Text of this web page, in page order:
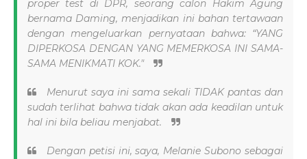
proper test di DPR, seorang calon Hakim Agung
bernama Daming, menjadikan ini bahan tertawaan
dengan mengeluarkan pernyataan bahwa: “YANG
DIPERKOSA DENGAN YANG MEMERKOSA INI SAMA-
SAMA MENIKMATI KOK."
Menurut saya ini sama sekali TIDAK pantas dan
sudah terlihat bahwa tidak akan ada keadilan untuk
hal ini bila beliau menjabat.
Dengan petisi ini, saya, Melanie Subono sebagai